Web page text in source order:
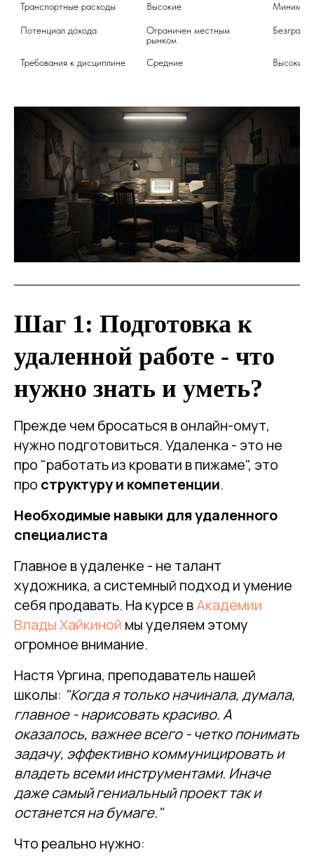
Транспортные расходы
Высокие
Потенциал дохода
Ограничен местным
рынком
Требования к дисциплине Средние
Шаг 1: Подготовка к
удаленной работе - что
нужно знать и уметь?
Прежде чем бросаться в онлайн-омут,
нужно подготовиться. Удаленка - это не
про "работать из кровати в пижаме", это
про структуру и компетенции.
Необходимые навыки для удаленного
специалиста
Главное в удаленке - не талант
художника, а системный подход и умение
себя продавать. На курсе вАкадемии
Влады Хайкиной мы уделяем этому
огромное внимание.
Настя Ургина, преподаватель нашей
школы: "Когда я только начинала, думала,
главное - нарисовать красиво. А
оказалось, важнее всего - четко понимать
задачу, эффективно коммуницировать и
владеть всеми инструментами. Иначе
даже самый гениальный проект так и
останется на бумаге."
Что реально нужно: